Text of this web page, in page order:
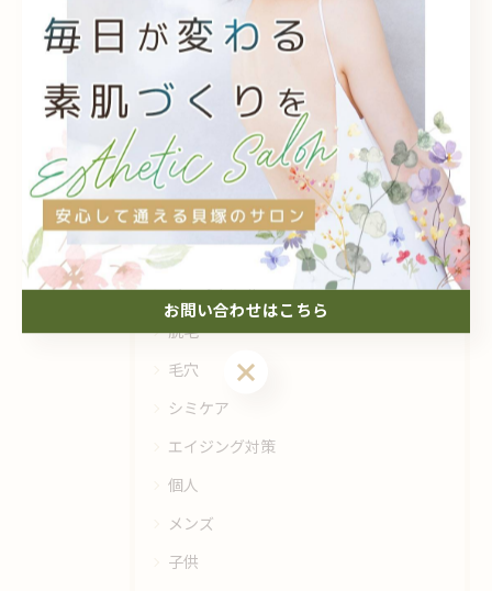
#背中 #脇 #部位 #おしり #学割
#足 #うで
カテゴリー Categories
全てのカテゴリー
フェイシャル
脱毛
毛穴
シミケア
エイジング対策
個人
メンズ
子供
お問い合わせはこちら